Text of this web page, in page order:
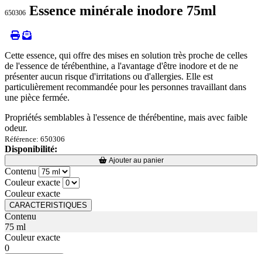
650306 Essence minérale inodore 75ml
Cette essence, qui offre des mises en solution très proche de celles
de l'essence de térébenthine, a l'avantage d'être inodore et de ne
présenter aucun risque d'irritations ou d'allergies. Elle est
particulièrement recommandée pour les personnes travaillant dans
une pièce fermée.
Propriétés semblables à l'essence de thérébentine, mais avec faible
odeur.
Référence: 650306
Disponibilité:
Loading...
Loading... Ajouter au panier
Contenu
Couleur exacte
Couleur exacte
CARACTERISTIQUES
Contenu
75 ml
Couleur exacte
0